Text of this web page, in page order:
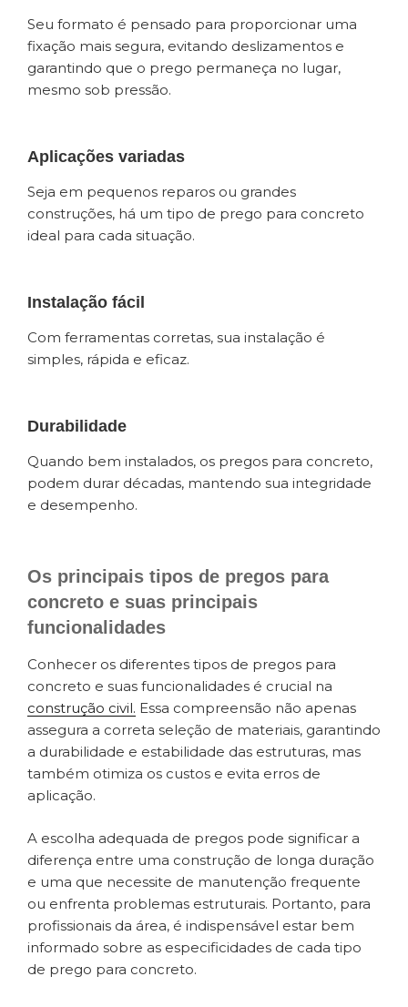
Seu formato é pensado para proporcionar uma
fixação mais segura, evitando deslizamentos e
garantindo que o prego permaneça no lugar,
mesmo sob pressão.
Aplicações variadas
Seja em pequenos reparos ou grandes
construções, há um tipo de prego para concreto
ideal para cada situação.
Instalação fácil
Com ferramentas corretas, sua instalação é
simples, rápida e eficaz.
Durabilidade
Quando bem instalados, os pregos para concreto,
podem durar décadas, mantendo sua integridade
e desempenho.
Os principais tipos de pregos para
concreto e suas principais
funcionalidades
Conhecer os diferentes tipos de pregos para
concreto e suas funcionalidades é crucial na
construção civil. Essa compreensão não apenas
assegura a correta seleção de materiais, garantindo
a durabilidade e estabilidade das estruturas, mas
também otimiza os custos e evita erros de
aplicação.
A escolha adequada de pregos pode significar a
diferença entre uma construção de longa duração
e uma que necessite de manutenção frequente
ou enfrenta problemas estruturais. Portanto, para
profissionais da área, é indispensável estar bem
informado sobre as especificidades de cada tipo
de prego para concreto.